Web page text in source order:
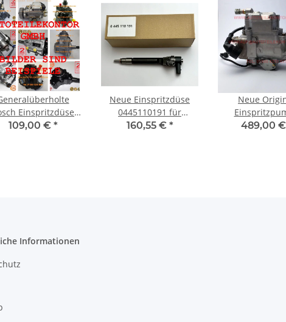
Einspritzdüse
0445110261
109,00 € *
Neue Einspritzdüse
0445110191 für
Mercedes-Benz Viano
160,55 € *
Neue
0460404995
489,00
Informationen